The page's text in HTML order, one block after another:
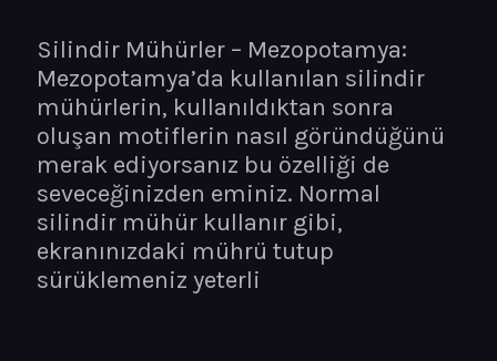
Silindir Mühürler – Mezopotamya:
Mezopotamya’da kullanılan silindir
mühürlerin, kullanıldıktan sonra
oluşan motiflerin nasıl göründüğünü
merak ediyorsanız bu özelliği de
seveceğinizden eminiz. Normal
silindir mühür kullanır gibi,
ekranınızdaki mührü tutup
sürüklemeniz yeterli